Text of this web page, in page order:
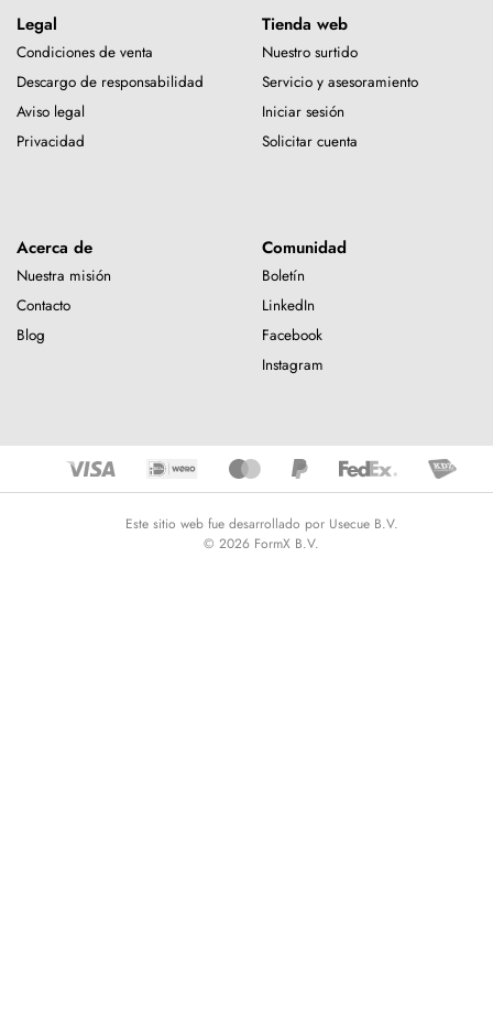
Legal
Condiciones de venta
Descargo de responsabilidad
Aviso legal
Privacidad
Tienda web
Nuestro surtido
Servicio y asesoramiento
Iniciar sesión
Solicitar cuenta
Acerca de
Nuestra misión
Contacto
Blog
Comunidad
Boletín
LinkedIn
Facebook
Instagram
Este sitio web fue desarrollado por Usecue B.V.
© 2026 FormX B.V.